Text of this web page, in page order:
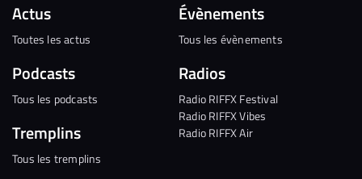
Actus
Toutes les actus
Podcasts
Tous les podcasts
Tremplins
Tous les tremplins
Évènements
Tous les évènements
Radios
Radio RIFFX Festival
Radio RIFFX Vibes
Radio RIFFX Air